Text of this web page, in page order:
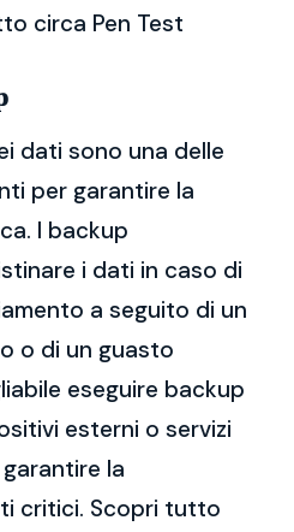
circa Pen Test
dati sono una delle
per garantire la
I backup
i dati in caso di
a seguito di un
o di un guasto
eseguire backup
esterni o servizi
la
critici. Scopri tutto